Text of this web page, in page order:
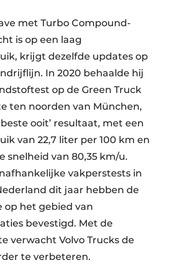
met Turbo Compound-
is op een laag
krijgt dezelfde updates op
In 2020 behaalde hij
op de Green Truck
ten noorden van München,
ooit’ resultaat, met een
van 22,7 liter per 100 km en
snelheid van 80,35 km/u.
vakperstests in
dit jaar hebben de
op het gebied van
bevestigd. Met de
verwacht Volvo Trucks de
te verbeteren.